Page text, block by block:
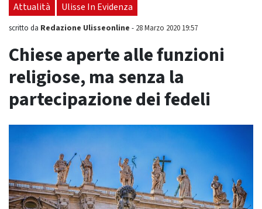
Attualità Ulisse In Evidenza
scritto da Redazione Ulisseonline - 28 Marzo 2020 19:57
Chiese aperte alle funzioni
religiose, ma senza la
partecipazione dei fedeli